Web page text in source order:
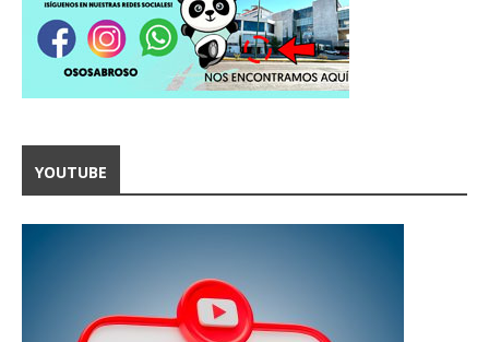
YOUTUBE